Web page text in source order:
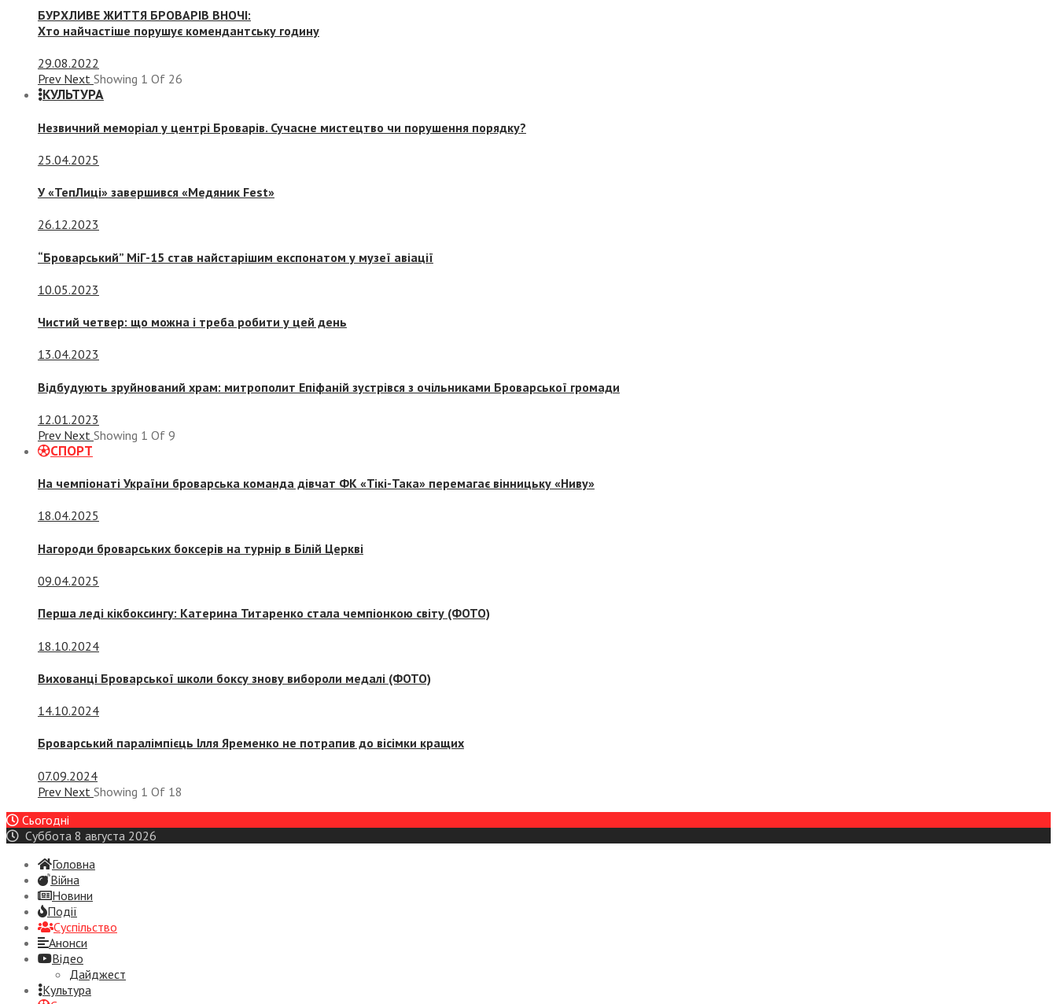
БУРХЛИВЕ ЖИТТЯ БРОВАРІВ ВНОЧІ:
Хто найчастіше порушує комендантську годину
29.08.2022
Prev Next Showing 1 Of 26
КУЛЬТУРА
Незвичний меморіал у центрі Броварів. Сучасне мистецтво чи порушення порядку?
25.04.2025
У «ТепЛиці» завершився «Медяник Fest»
26.12.2023
“Броварський” МіГ-15 став найстарішим експонатом у музеї авіації
10.05.2023
Чистий четвер: що можна і треба робити у цей день
13.04.2023
Відбудують зруйнований храм: митрополит Епіфаній зустрівся з очільниками Броварської громади
12.01.2023
Prev Next Showing 1 Of 9
СПОРТ
На чемпіонаті України броварська команда дівчат ФК «Тікі-Така» перемагає вінницьку «Ниву»
18.04.2025
Нагороди броварських боксерів на турнір в Білій Церкві
09.04.2025
Перша леді кікбоксингу: Катерина Титаренко стала чемпіонкою світу (ФОТО)
18.10.2024
Вихованці Броварської школи боксу знову вибороли медалі (ФОТО)
14.10.2024
Броварський паралімпієць Ілля Яременко не потрапив до вісімки кращих
07.09.2024
Prev Next Showing 1 Of 18
Сьогодні
Суббота 8 августа 2026
Головна
Війна
Новини
Події
Суспiльство
Анонси
Відео
Дайджест
Культура